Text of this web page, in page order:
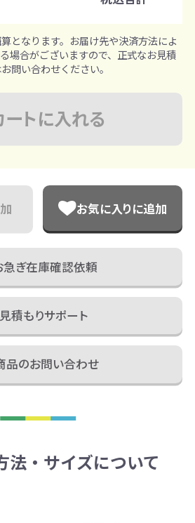
となります。お届け先や決済方法によ
場合がございますので、正式なお見積
問い合わせください。
ートに入れる
お気に入りに追加
急ぎ在庫確認依頼
見積もりサポート
品のお問い合わせ
法・サイズについて